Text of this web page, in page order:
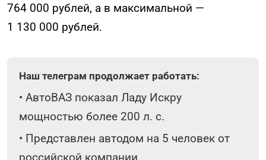
764 000 рублей, а в максимальной —
1 130 000 рублей.
Наш телеграм продолжает работать:
• АвтоВАЗ показал Ладу Искру
мощностью более 200 л. с.
• Представлен автодом на 5 человек от